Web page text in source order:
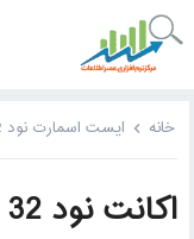
خانه ایست اسمارت نود 32